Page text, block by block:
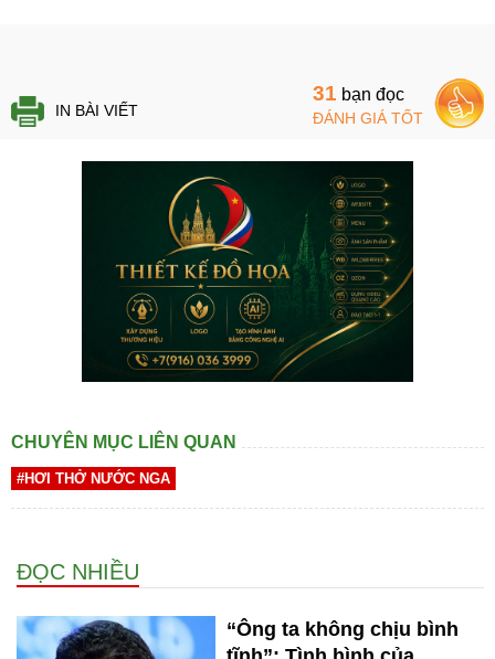
IN BÀI VIẾT
31 bạn đọc
ĐÁNH GIÁ TỐT
CHUYÊN MỤC LIÊN QUAN
#HƠI THỞ NƯỚC NGA
ĐỌC NHIỀU
“Ông ta không chịu bình